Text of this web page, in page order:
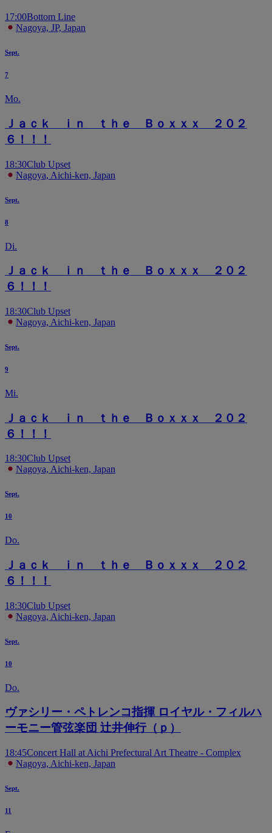
17:00Bottom Line
Nagoya, JP, Japan
Sept.
7
Mo.
Ｊａｃｋ ｉｎ ｔｈｅ Ｂｏｘｘｘ ２０２
６！！！
18:30Club Upset
Nagoya, Aichi-ken, Japan
Sept.
8
Di.
Ｊａｃｋ ｉｎ ｔｈｅ Ｂｏｘｘｘ ２０２
６！！！
18:30Club Upset
Nagoya, Aichi-ken, Japan
Sept.
9
Mi.
Ｊａｃｋ ｉｎ ｔｈｅ Ｂｏｘｘｘ ２０２
６！！！
18:30Club Upset
Nagoya, Aichi-ken, Japan
Sept.
10
Do.
Ｊａｃｋ ｉｎ ｔｈｅ Ｂｏｘｘｘ ２０２
６！！！
18:30Club Upset
Nagoya, Aichi-ken, Japan
Sept.
10
Do.
ヴァシリー・ペトレンコ指揮 ロイヤル・フィルハ
ーモニー管弦楽団 辻井伸行（ｐ）
18:45Concert Hall at Aichi Prefectural Art Theatre - Complex
Nagoya, Aichi-ken, Japan
Sept.
11